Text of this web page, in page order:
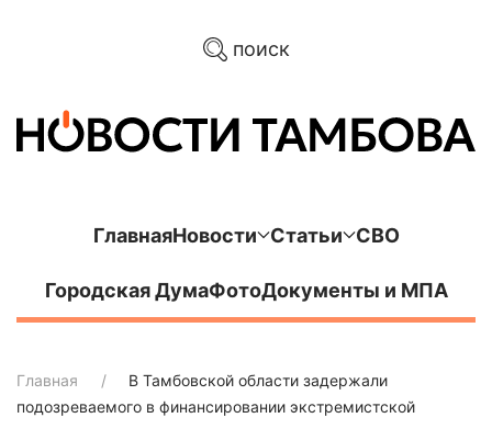
поиск
ГлавнаяНовости Статьи СВО
Городская ДумаФотоДокументы и МПА
Главная
В Тамбовской области задержали
подозреваемого в финансировании экстремистской